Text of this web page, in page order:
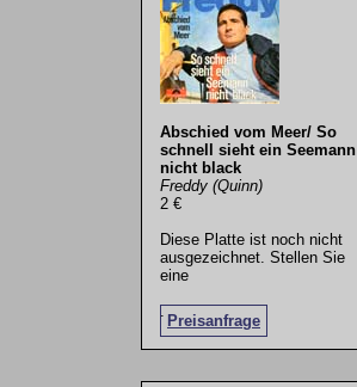
Abschied vom Meer/ So
schnell sieht ein Seemann
nicht black
Freddy (Quinn)
2 €
Diese Platte ist noch nicht
ausgezeichnet. Stellen Sie
eine
Preisanfrage
.